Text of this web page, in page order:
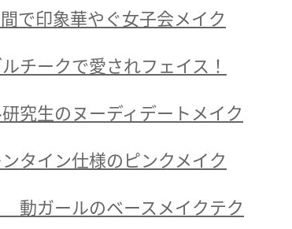
で印象華やぐ女子会メイク
チークで愛されフェイス！
究生のヌーディデートメイク
タイン仕様のピンクメイク
動ガールのベースメイクテク